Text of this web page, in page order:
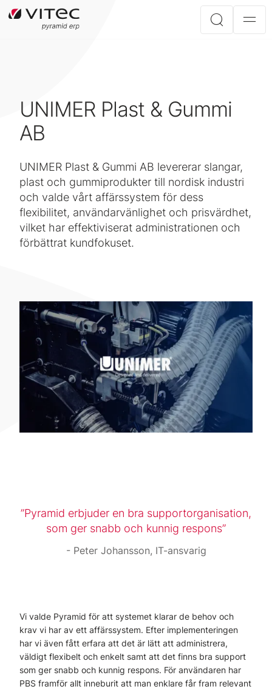
UNIMER Plast & Gummi
AB
UNIMER Plast & Gummi AB levererar slangar,
plast och gummiprodukter till nordisk industri
och valde vårt affärssystem för dess
flexibilitet, användarvänlighet och prisvärdhet,
vilket har effektiviserat administrationen och
förbättrat kundfokuset.
Pyramid erbjuder en bra supportorganisation,
som ger snabb och kunnig respons
Peter Johansson, IT-ansvarig
Vi valde Pyramid för att systemet klarar de behov och
krav vi har av ett affärssystem. Efter implementeringen
har vi även fått erfara att det är lätt att administrera,
väldigt flexibelt och enkelt samt att det finns bra support
som ger snabb och kunnig respons. För användaren har
PBS framför allt inneburit att man enklare får fram relevant